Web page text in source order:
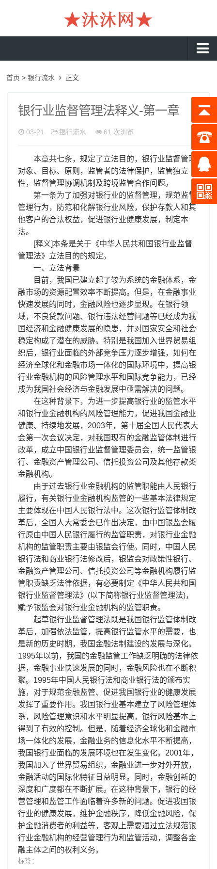
工资流水
收入证明
存款证明
在职证明
离职证明
首页 >银行流水 正文
银行业监督管理法释义-第一章
03-21 银行流水 61 次浏览
本章共七条，规定了立法目的，银行业监督管理
对象、目标、原则，监管者的法律保护，监管独立
性，监督管理协调机制及跨境监管合作问题。
第一条为了加强对银行业的监督管理，规范监督
管理行为，防范和化解银行业风险，保护存款人和其
他客户的合法权益，促进银行业健康发展，制定本
法。
[释义]本条是关于《中华人民共和国银行业监督
管理法》立法目的的规定。
一、立法背景
目前，我国已建立起了较为系统的金融体系，金
融市场的资源配置效率不断提高。但是，在金融事业
快速发展的同时，金融风险也逐步显现。在银行领
域，不良贷款问题、银行违法经营问题等已经成为我
国经济和金融健康发展的隐患，并对国家安全和社会
稳定构成了潜在的威胁。特别是我国加入世界贸易组
织后，银行业面临的外部竞争压力逐步增强，如何在
经济全球化和金融市场一体化的国际环境中，提高银
行业金融机构的风险管理水平和国际竞争能力，已经
成为我国社会经济与金融发展中亟需解决的问题。
在这种背景下，为进一步提高银行业的监管水平
和银行业金融机构的风险管理能力，促进我国金融业
健康、持续地发展，2003年，第十届全国人民代表大
会第一次会议决定，对我国现有的金融监管体制进行
改革，成立中国银行业监督管理委员会，统一监管银
行、金融资产管理公司、信托投资公司及其他存款类
金融机构。
由于过去银行业金融机构的监管职能由人民银行
履行，有关银行业金融机构监管的一些基本法律规定
主要体现在中国人民银行法中。这次银行监管体制改
革后，全国人大常委会已作出决定，由中国银监会履
行原由中国人民银行履行的监管职责，对银行业金融
机构的监管职责主要由银监会行使。同时，中国人民
银行法和商业银行法修改后，银监会对政策性银行、
金融资产管理公司、信托投资公司等金融机构履行监
管职责缺乏法律依据，有必要制定《中华人民共和国
银行业监督管理法》(以下简称银行业监督管理法)，
赋予银监会对银行业金融机构的监管职责。
起草银行业监督管理法既是我国银行监管体制改
革后，加强依法监管，提高银行监管水平的需要，也
是新的历史时期，我国金融法制建设的发展与深化。
1995年以前，我国的金融监管工作缺乏明确的法律依
据，金融事业快速发展的同时，金融风险也在不断积
聚。1995年中国人民银行法和商业银行法的颁布实
施，对于规范金融监管、促进我国银行业的健康发展
发挥了重要作用。我国银行业基本建立了风险管理体
系，风险管理意识和水平明显提高，银行风险基本上
得到了有效的控制。但是，随着经济全球化和金融市
场一体化的发展，金融业务的信息化水平不断提高，
我国银行业面临的发展环境也在发生变化。2001年，
我国加入了世界贸易组织，金融业进一步对外开放，
金融活动的国际化特征日益明显。同时，金融创新的
深度和广度都在不断扩展。在这种背景下，银行的经
营管理和监管工作面临着许多新的问题。促进我国银
行业的健康发展，维护金融秩序，降低金融风险，保
护金融消费者的利益等，客观上需要通过立法规范银
行业金融机构的经营管理行为和监管活动，调整各金
融主体之间的权利义务。
标签：